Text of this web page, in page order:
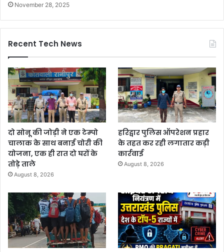
November 28, 2025
Recent Tech News
दो सोनू की जोड़ी ने एक टेम्पो
चालाक के साथ बनाई चोरी की
योजना, एक ही रात दो घरों के
तोड़े ताले
August 8, 2026
हरिद्वार पुलिस ऑपरेशन प्रहार
के तहत कर रही लगातार कड़ी
कार्रवाई
August 8, 2026